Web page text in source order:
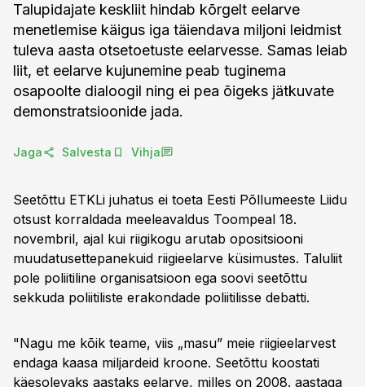
Talupidajate keskliit hindab kõrgelt eelarve
menetlemise käigus iga täiendava miljoni leidmist
tuleva aasta otsetoetuste eelarvesse. Samas leiab
liit, et eelarve kujunemine peab tuginema
osapoolte dialoogil ning ei pea õigeks jätkuvate
demonstratsioonide jada.
Jaga Salvesta Vihja
Seetõttu ETKLi juhatus ei toeta Eesti Põllumeeste Liidu
otsust korraldada meeleavaldus Toompeal 18.
novembril, ajal kui riigikogu arutab opositsiooni
muudatusettepanekuid riigieelarve küsimustes. Taluliit
pole poliitiline organisatsioon ega soovi seetõttu
sekkuda poliitiliste erakondade poliitilisse debatti.
"Nagu me kõik teame, viis „masu” meie riigieelarvest
endaga kaasa miljardeid kroone. Seetõttu koostati
käesolevaks aastaks eelarve, milles on 2008. aastaga